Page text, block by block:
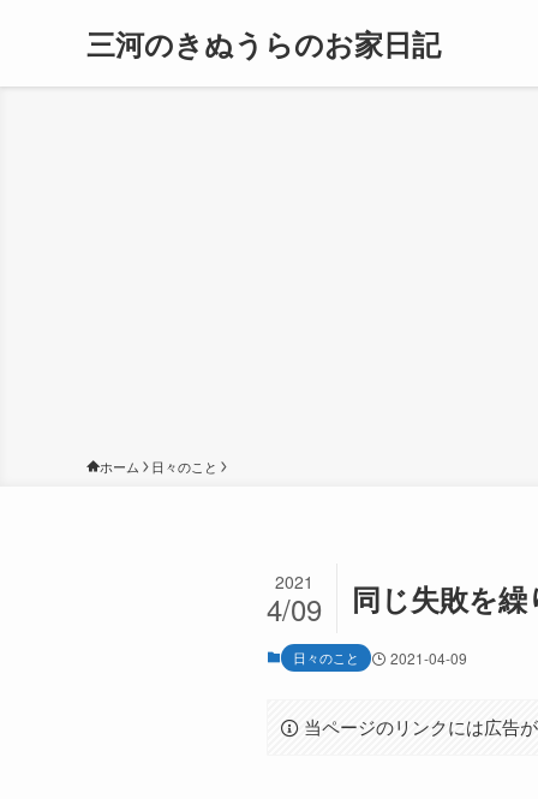
三河のきぬうらのお家日記
ホーム 日々のこと
同じ失敗を
2021
4/09
日々のこと 2021-04-09
当ページのリンクには広告